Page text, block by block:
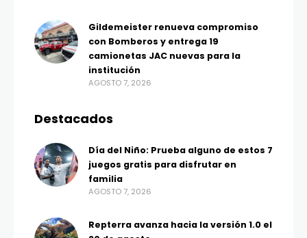
Gildemeister renueva compromiso
con Bomberos y entrega 19
camionetas JAC nuevas para la
institución
AGOSTO 7, 2026
Destacados
Día del Niño: Prueba alguno de estos 7
juegos gratis para disfrutar en
familia
AGOSTO 7, 2026
Repterra avanza hacia la versión 1.0 el